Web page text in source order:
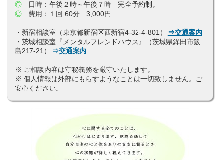
◎ 日時：午後２時～午後７時 完全予約制。
◎ 費用：１回 60分 3,000円
・新宿相談室（東京都新宿区西新宿4-32-4-801）
⇒交通案内
・茨城相談室『メンタルフレンドハウス』（茨城県鉾田市飯
島217-21）
⇒交通案内
※ ご相談内容は守秘義務を厳守いたします。
※ 個人情報は外部にもらすようなことは一切致しません。ご
安心ください。